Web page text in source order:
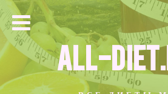
ALL-